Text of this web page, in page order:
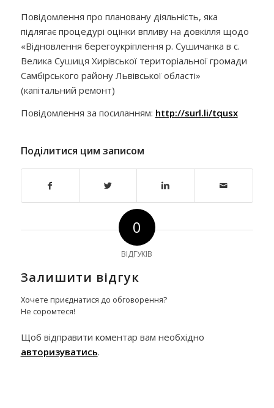
Повідомлення про плановану діяльність, яка
підлягає процедурі оцінки впливу на довкілля щодо
«Відновлення берегоукріплення р. Сушичанка в с.
Велика Сушиця Хирівської територіальної громади
Самбірського району Львівської області»
(капітальний ремонт)
Повідомлення за посиланням: http://surl.li/tqusx
Поділитися цим записом
0
ВІДГУКІВ
Залишити відгук
Хочете приєднатися до обговорення?
Не соромтеся!
Щоб відправити коментар вам необхідно
авторизуватись.